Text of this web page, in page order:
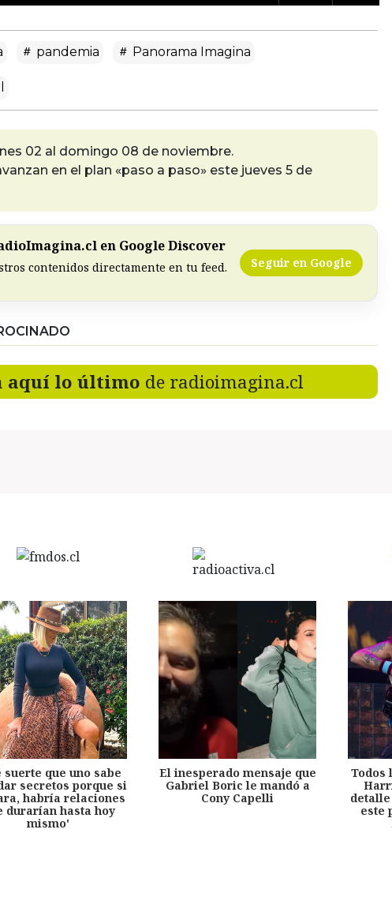
pandemia Panorama Imagina
02 al domingo 08 de noviembre.
en el plan «paso a paso» este jueves 5 de
en Google Discover
contenidos directamente en tu feed. Seguir en Google
aquí lo último de radioimagina.cl
suerte que uno sabe
secretos porque si
habría relaciones
durarían hasta hoy
mismo'
El inesperado mensaje que
Gabriel Boric le mandó a
Cony Capelli
Todos
este